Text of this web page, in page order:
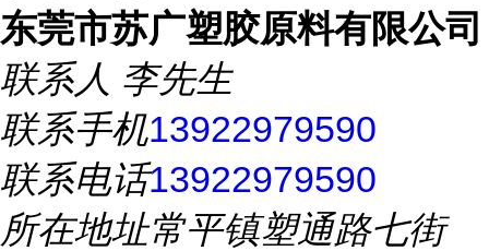
东莞市苏广塑胶原料有限公司
联系人 李先生
联系手机13922979590
联系电话13922979590
所在地址常平镇塑通路七街